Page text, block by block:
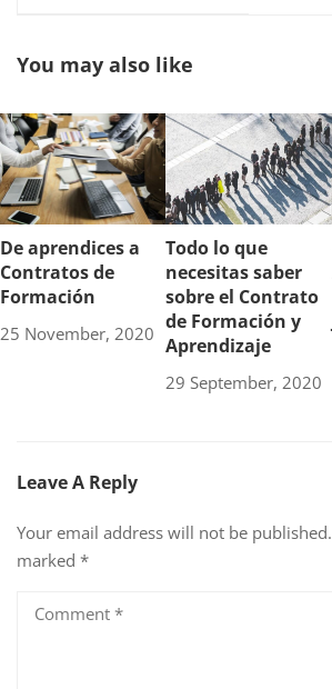
You may also like
De aprendices a
Contratos de
Formación
25 November, 2020
Todo lo que
necesitas saber
sobre el Contrato
de Formación y
Aprendizaje
29 September, 2020
Leave A Reply
Your email address will not be published.
marked *